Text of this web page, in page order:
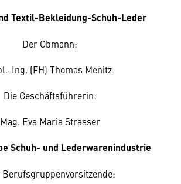
Textil-Bekleidung-Schuh-Leder
Der Obmann:
Ing. (FH) Thomas Menitz
Die Geschäftsführerin:
Mag. Eva Maria Strasser
Schuh- und Lederwarenindustrie
Berufsgruppenvorsitzende: